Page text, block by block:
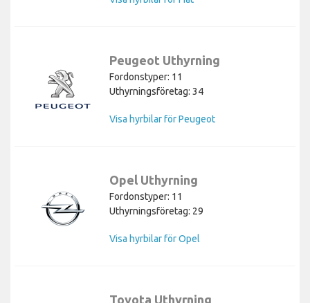
Peugeot Uthyrning
Fordonstyper: 11
Uthyrningsföretag: 34
Visa hyrbilar för Peugeot
Opel Uthyrning
Fordonstyper: 11
Uthyrningsföretag: 29
Visa hyrbilar för Opel
Toyota Uthyrning